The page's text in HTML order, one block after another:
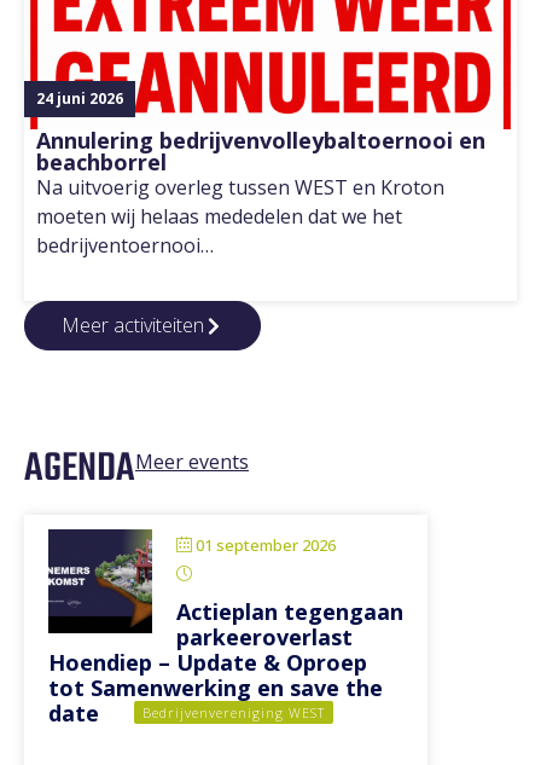
24 juni 2026
Annulering bedrijvenvolleybaltoernooi en
beachborrel
Na uitvoerig overleg tussen WEST en Kroton
moeten wij helaas mededelen dat we het
bedrijventoernooi…
Meer activiteiten
AGENDAMeer events
01 september 2026
Actieplan tegengaan
parkeeroverlast
Hoendiep – Update & Oproep
tot Samenwerking en save the
date
Bedrijvenvereniging WEST